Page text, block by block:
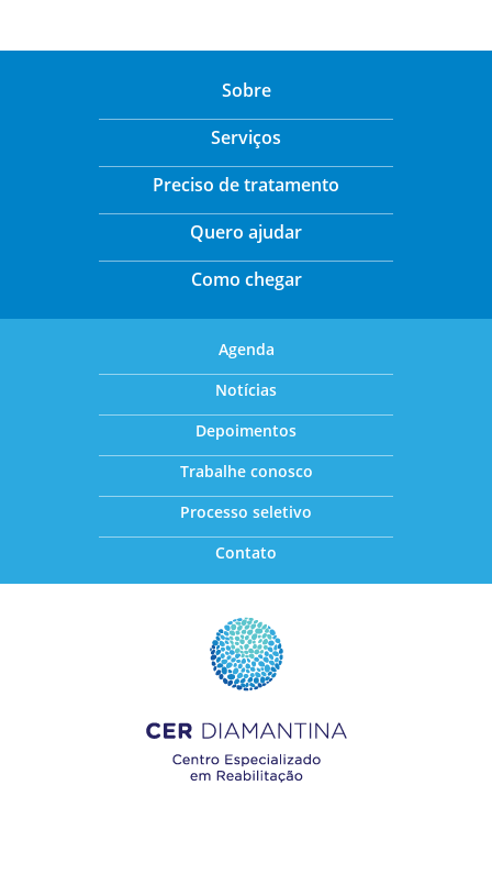
Sobre
Serviços
Preciso de tratamento
Quero ajudar
Como chegar
Agenda
Notícias
Depoimentos
Trabalhe conosco
Processo seletivo
Contato